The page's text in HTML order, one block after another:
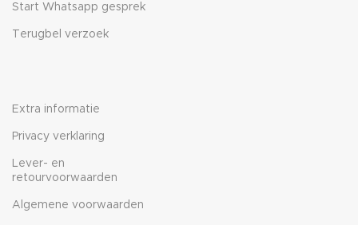
Start Whatsapp gesprek
Terugbel verzoek
Extra informatie
Privacy verklaring
Lever- en
retourvoorwaarden
Algemene voorwaarden